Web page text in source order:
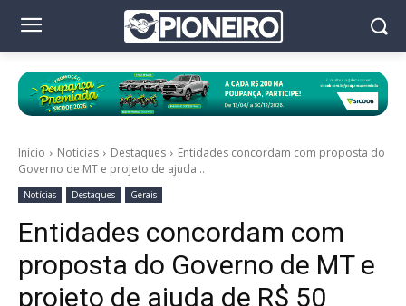
Início Notícias Destaques
Entidades concordam com proposta do
Governo de MT e projeto de ajuda...
Notícias Destaques Gerais
Entidades concordam com
proposta do Governo de MT e
projeto de ajuda de R$ 50